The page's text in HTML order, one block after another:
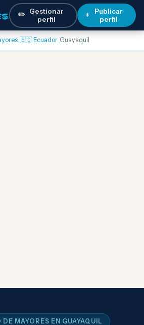
✏️ Gestionar
perfil
+
Publicar
perfil
›🇪🇨 Ecuador›Guayaquil
MAYORES EN GUAYAQUIL